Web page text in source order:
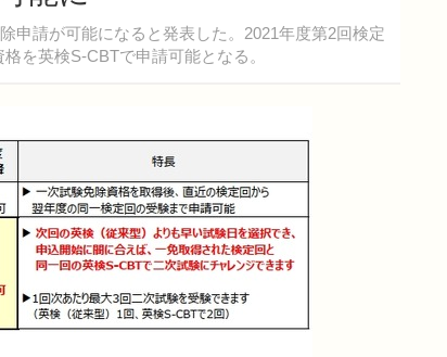
申請が可能になると発表した。2021年度第2回検定
を英検S-CBTで申請可能となる。